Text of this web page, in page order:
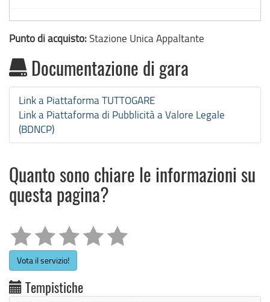
Punto di acquisto:Stazione Unica Appaltante
Documentazione di gara
Link a Piattaforma TUTTOGARE
Link a Piattaforma di Pubblicità a Valore Legale
(BDNCP)
Quanto sono chiare le informazioni su
questa pagina?
Vota il servizio!
Tempistiche